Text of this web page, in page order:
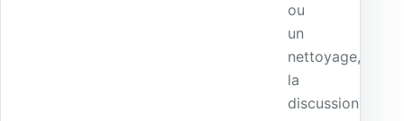
ou
un
nettoyage,
la
discussion